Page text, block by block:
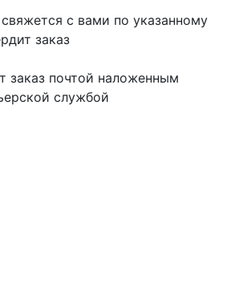
с вами по указанному
заказ
заказ почтой наложенным
службой